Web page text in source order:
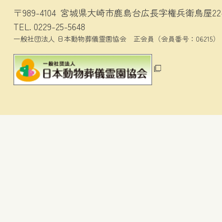
〒989-4104 宮城県大崎市鹿島台広長字権兵衛鳥屋
TEL. 0229-25-5648
一般社団法人 日本動物葬儀霊園協会 正会員（会員番号：06215）